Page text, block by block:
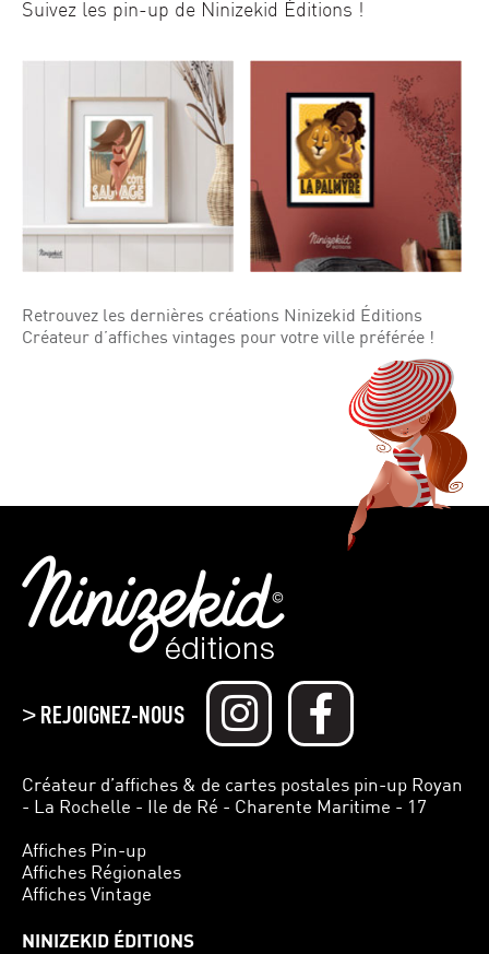
Suivez les pin-up de Ninizekid Éditions !
Retrouvez les dernières créations Ninizekid Éditions
Créateur d’affiches vintages pour votre ville préférée !
>REJOIGNEZ-NOUS
Créateur d’affiches & de cartes postales pin-up Royan
- La Rochelle - Ile de Ré - Charente Maritime - 17
Affiches Pin-up
Affiches Régionales
Affiches Vintage
NINIZEKID ÉDITIONS